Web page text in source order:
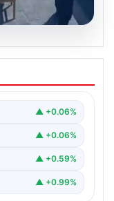
Çalışanı
geniş…
▲ +0.06%
▲ +0.06%
▲ +0.59%
▲ +0.99%